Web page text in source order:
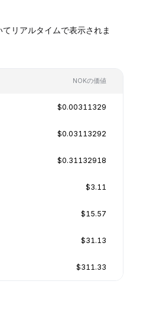
リアルタイムで表示されま
NOKの価値
$0.00311329
$0.03113292
$0.31132918
$3.11
$15.57
$31.13
$311.33